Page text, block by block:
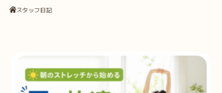
スタッフ日記